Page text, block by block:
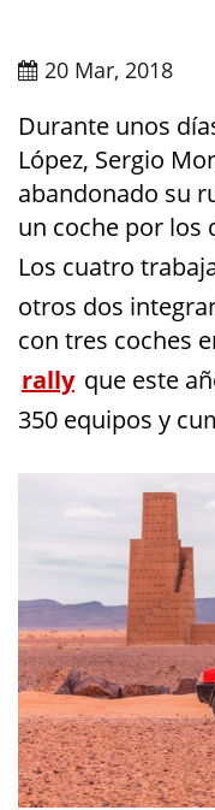
20 Mar, 2018
Durante unos
López, Sergio
abandonado su
un coche por los
Los cuatro
otros dos
con tres coches
rally que este
350 equipos y